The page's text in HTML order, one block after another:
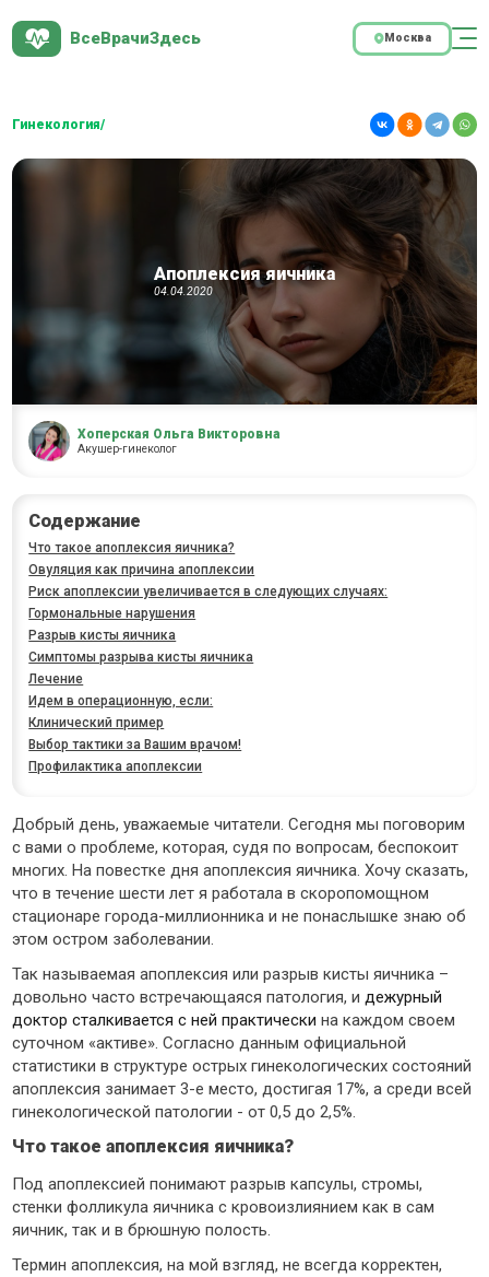
ВсеВрачиЗдесь Москва
Гинекология/
Апоплексия яичника
04.04.2020
Хоперская Ольга Викторовна
Акушер-гинеколог
Содержание
Что такое апоплексия яичника?
Овуляция как причина апоплексии
Риск апоплексии увеличивается в следующих случаях:
Гормональные нарушения
Разрыв кисты яичника
Симптомы разрыва кисты яичника
Лечение
Идем в операционную, если:
Клинический пример
Выбор тактики за Вашим врачом!
Профилактика апоплексии
Добрый день, уважаемые читатели. Сегодня мы поговорим
с вами о проблеме, которая, судя по вопросам, беспокоит
многих. На повестке дня апоплексия яичника. Хочу сказать,
что в течение шести лет я работала в скоропомощном
стационаре города-миллионника и не понаслышке знаю об
этом остром заболевании.
Так называемая апоплексия или разрыв кисты яичника –
довольно часто встречающаяся патология, идежурный
доктор сталкивается с ней практическина каждом своем
суточном «активе». Согласно данным официальной
статистики в структуре острых гинекологических состояний
апоплексия занимает 3-е место, достигая 17%, а среди всей
гинекологической патологии - от 0,5 до 2,5%.
Что такое апоплексия яичника?
Под апоплексией понимают разрыв капсулы, стромы,
стенки фолликула яичника с кровоизлиянием как в сам
яичник, так и в брюшную полость.
Термин апоплексия, на мой взгляд, не всегда корректен,